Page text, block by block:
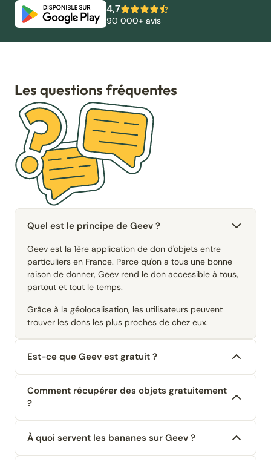
4,7
90 000+ avis
Les questions fréquentes
Quel est le principe de Geev ?
Geev est la 1ère application de don d'objets entre
particuliers en France. Parce qu'on a tous une bonne
raison de donner, Geev rend le don accessible à tous,
partout et tout le temps.
Grâce à la géolocalisation, les utilisateurs peuvent
trouver les dons les plus proches de chez eux.
Est-ce que Geev est gratuit ?
Comment récupérer des objets gratuitement
?
À quoi servent les bananes sur Geev ?